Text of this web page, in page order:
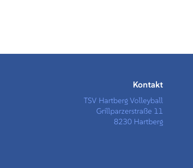
Kontakt
TSV Hartberg Volleyball
Grillparzerstraße 11
8230 Hartberg